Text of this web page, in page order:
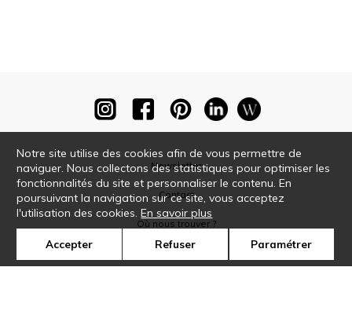
Newsletter
Contact
Où nous trouver ?
Notre site utilise des cookies afin de vous permettre de
naviguer. Nous collectons des statistiques pour optimiser les
fonctionnalités du site et personnaliser le contenu. En
poursuivant la navigation sur ce site, vous acceptez
l'utilisation des cookies.En savoir plus
Accepter Refuser Paramétrer